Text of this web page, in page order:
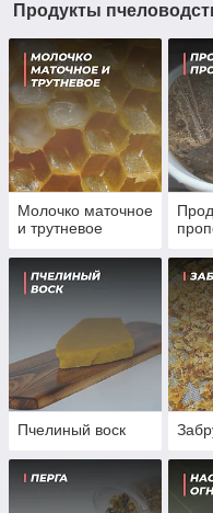
Продукты
Молочко маточное
и трутневое
Пчелиный воск